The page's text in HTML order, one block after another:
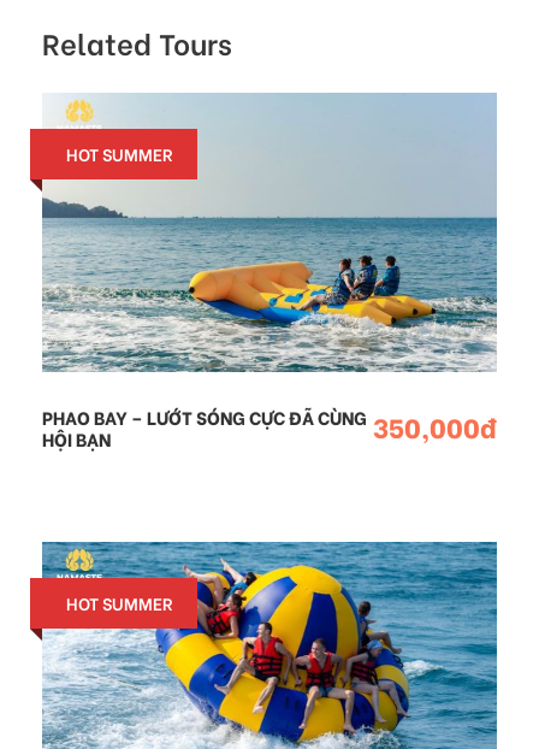
Related Tours
HOT SUMMER
PHAO BAY – LƯỚT SÓNG CỰC ĐÃ CÙNG
HỘI BẠN
350,000đ
HOT SUMMER